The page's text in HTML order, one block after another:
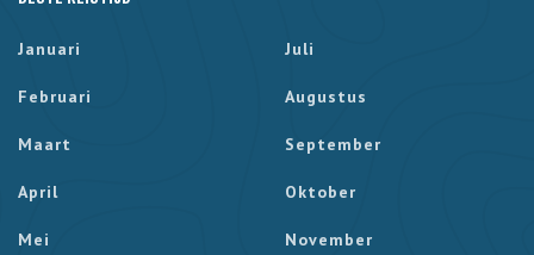
Januari
Februari
Maart
April
Mei
Juli
Augustus
September
Oktober
November